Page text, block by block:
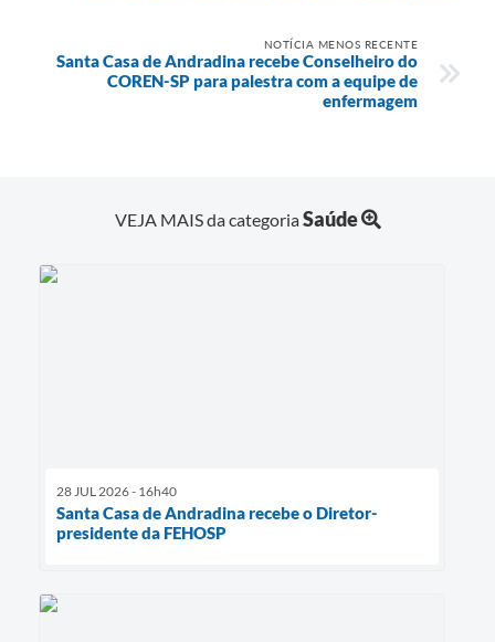
NOTÍCIA MENOS RECENTE
Santa Casa de Andradina recebe Conselheiro do
COREN-SP para palestra com a equipe de
enfermagem
VEJA MAIS da categoriaSaúde
28 JUL 2026 - 16h40
Santa Casa de Andradina recebe o Diretor-
presidente da FEHOSP